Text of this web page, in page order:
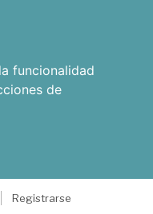
funcionalidad
de
Registrarse